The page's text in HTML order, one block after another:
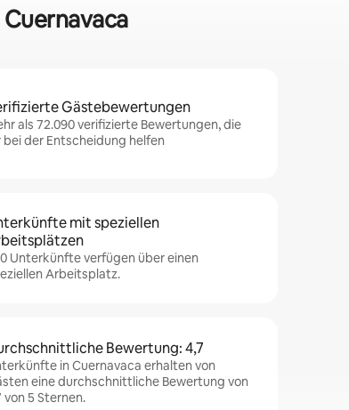
Gästebewertungen
als 72.090 verifizierte Bewertungen, die
bei der Entscheidung helfen
mit speziellen
Unterkünfte verfügen über einen
Arbeitsplatz.
Bewertung: 4,7
in Cuernavaca erhalten von
eine durchschnittliche Bewertung von
von 5 Sternen.